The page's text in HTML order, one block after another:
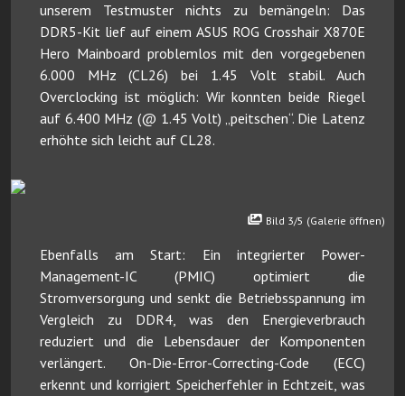
unserem Testmuster nichts zu bemängeln: Das
DDR5-Kit lief auf einem ASUS ROG Crosshair X870E
Hero Mainboard problemlos mit den vorgegebenen
6.000 MHz (CL26) bei 1.45 Volt stabil. Auch
Overclocking ist möglich: Wir konnten beide Riegel
auf 6.400 MHz (@ 1.45 Volt) „peitschen“. Die Latenz
erhöhte sich leicht auf CL28.
Bild 3/5 (Galerie öffnen)
Ebenfalls am Start: Ein integrierter Power-
Management-IC (PMIC) optimiert die
Stromversorgung und senkt die Betriebsspannung im
Vergleich zu DDR4, was den Energieverbrauch
reduziert und die Lebensdauer der Komponenten
verlängert. On-Die-Error-Correcting-Code (ECC)
erkennt und korrigiert Speicherfehler in Echtzeit, was